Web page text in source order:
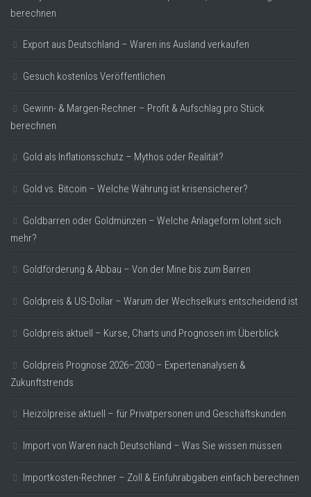
berechnen
Export aus Deutschland – Waren ins Ausland verkaufen
Gesuch kostenlos Veröffentlichen
Gewinn- & Margen-Rechner – Profit & Aufschlag pro Stück
berechnen
Gold als Inflationsschutz – Mythos oder Realität?
Gold vs. Bitcoin – Welche Währung ist krisensicherer?
Goldbarren oder Goldmünzen – Welche Anlageform lohnt sich
mehr?
Goldförderung & Abbau – Von der Mine bis zum Barren
Goldpreis & US-Dollar – Warum der Wechselkurs entscheidend ist
Goldpreis aktuell – Kurse, Charts und Prognosen im Überblick
Goldpreis Prognose 2026–2030 – Expertenanalysen &
Zukunftstrends
Heizölpreise aktuell – für Privatpersonen und Geschäftskunden
Import von Waren nach Deutschland – Was Sie wissen müssen
Importkosten-Rechner – Zoll & Einfuhrabgaben einfach berechnen